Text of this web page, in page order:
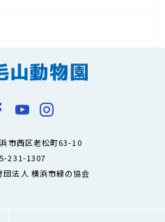
市西区老松町63-10
231-1307
法人 横浜市緑の協会